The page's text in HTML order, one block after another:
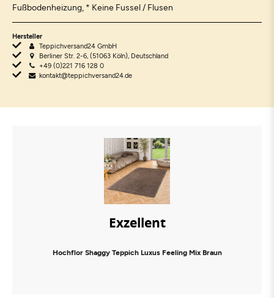
Fußbodenheizung, * Keine Fussel / Flusen
Hersteller
Teppichversand24 GmbH
Berliner Str. 2-6, (51063 Köln), Deutschland
+49 (0)221 716 128 0
kontakt@teppichversand24.de
Exzellent
Hochflor Shaggy Teppich Luxus Feeling Mix Braun